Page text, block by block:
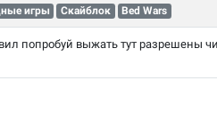
игры Скайблок Bed Wars
попробуй выжать тут разрешены